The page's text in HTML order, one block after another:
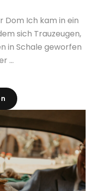
Dom Ich kam in ein
sich Trauzeugen,
in Schale geworfen
...